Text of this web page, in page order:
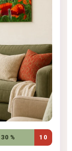
30 % 10